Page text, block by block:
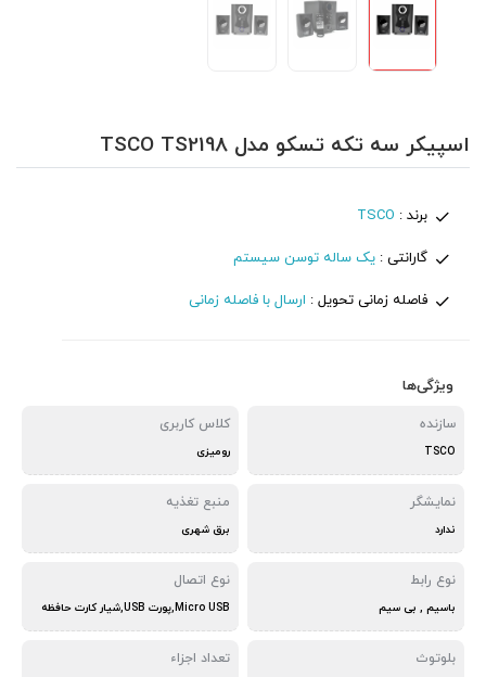
اسپیکر سه تکه تسکو مدل TSCO TS2198
برند : TSCO
گارانتی :یک ساله توسن سیستم
فاصله زمانی تحویل : ارسال با فاصله زمانی
ویژگی‌ها
سازنده
TSCO
کلاس کاربری
رومیزی
نمایشگر
ندارد
منبع تغذیه
برق شهری
نوع رابط
باسیم , بی سیم
نوع اتصال
Micro USB,پورت USB,شیار کارت حافظه
بلوتوث تعداد اجزاء